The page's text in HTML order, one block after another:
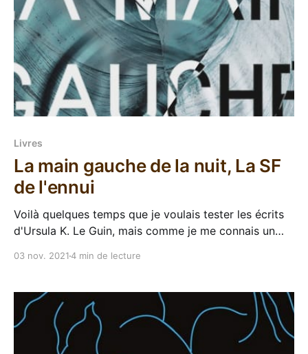
Livres
La main gauche de la nuit, La SF
de l'ennui
Voilà quelques temps que je voulais tester les écrits
d'Ursula K. Le Guin, mais comme je me connais un
03 nov. 20214 min de lecture